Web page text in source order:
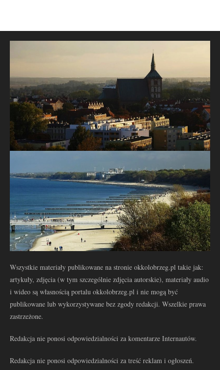
Wszystkie materiały publikowane na stronie okkolobrzeg.pl takie jak:
artykuły, zdjęcia (w tym szczególnie zdjęcia autorskie), materiały audio
i wideo są własnością portalu okkolobrzeg.pl i nie mogą być
publikowane lub wykorzystywane bez zgody redakcji. Wszelkie prawa
zastrzeżone.
Redakcja nie ponosi odpowiedzialności za komentarze Internautów.
Redakcja nie ponosi odpowiedzialności za treść reklam i ogłoszeń.